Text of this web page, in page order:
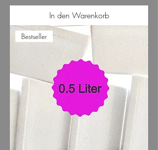
In den Warenkorb
Bestseller